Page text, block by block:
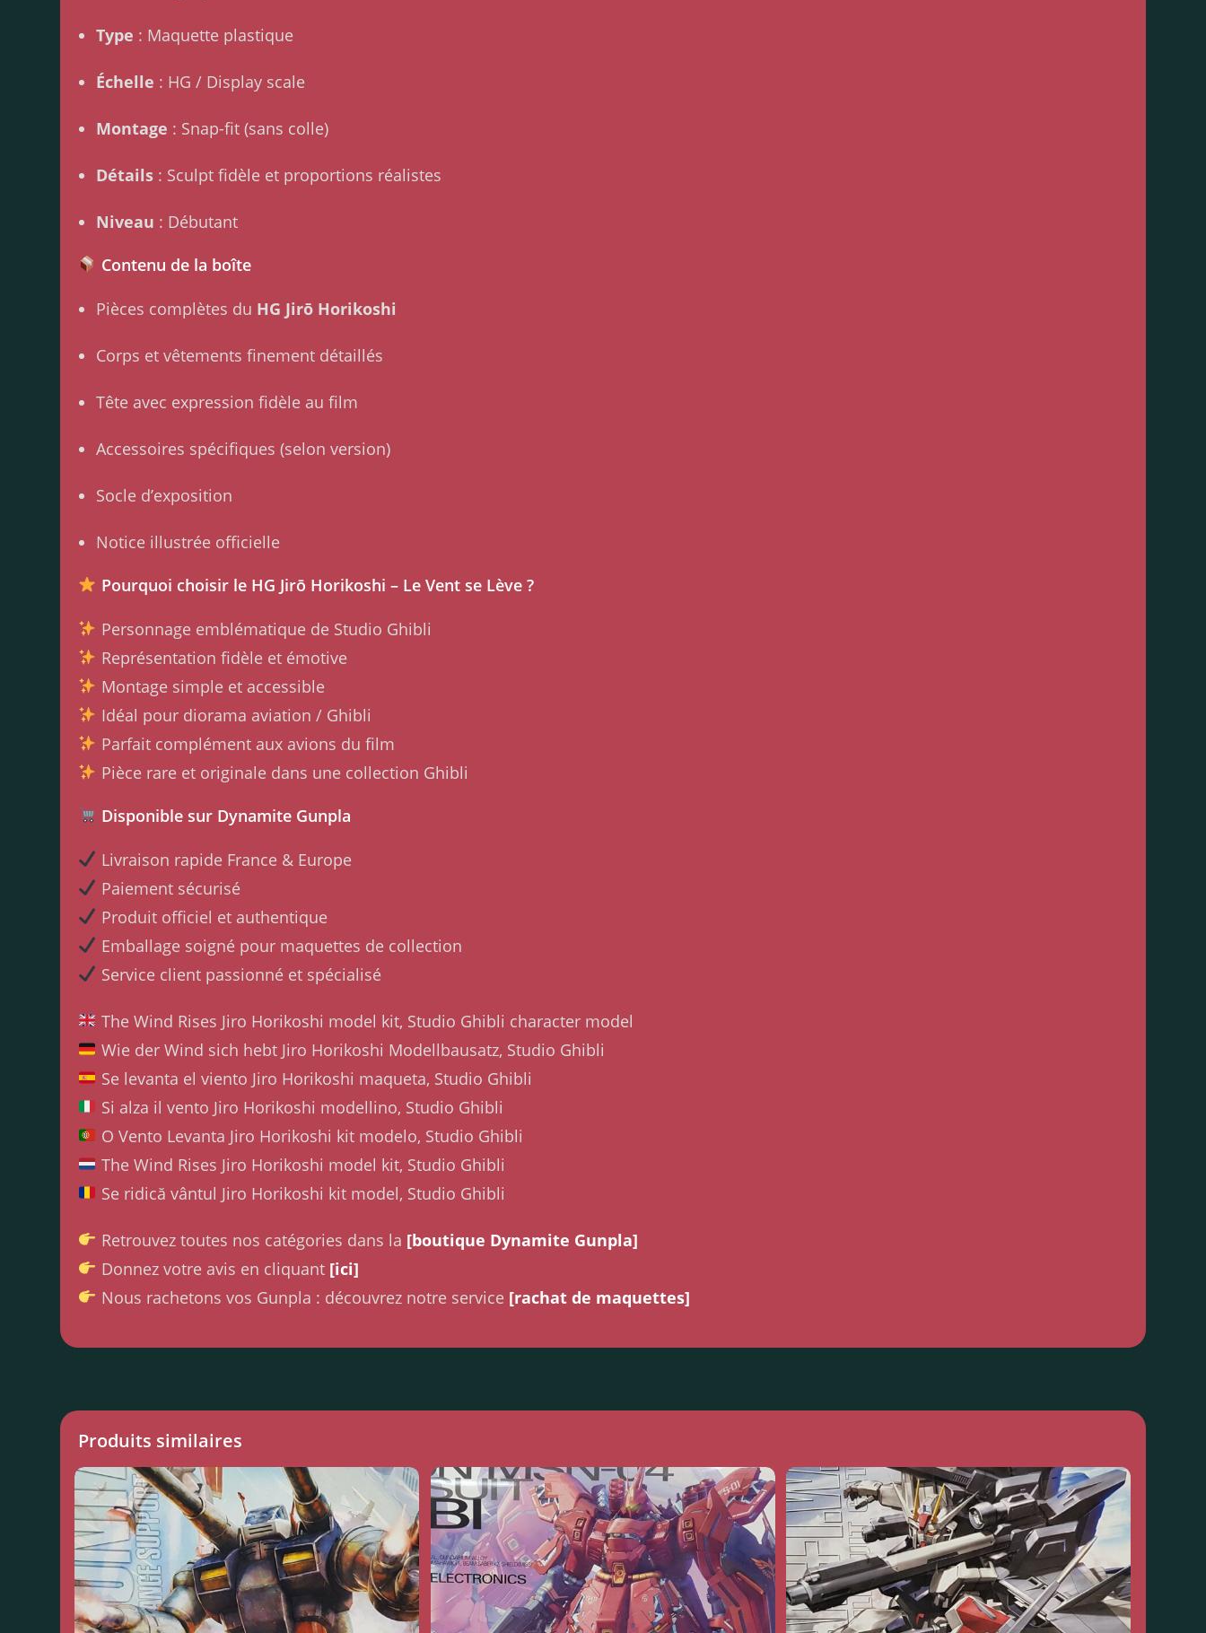
Type : Maquette plastique
Échelle : HG / Display scale
Montage : Snap-fit (sans colle)
Détails : Sculpt fidèle et proportions réalistes
Niveau : Débutant
Contenu de la boîte
Pièces complètes du HG Jirō Horikoshi
Corps et vêtements finement détaillés
Tête avec expression fidèle au film
Accessoires spécifiques (selon version)
Socle d’exposition
Notice illustrée officielle
Pourquoi choisir le HG Jirō Horikoshi – Le Vent se Lève ?
Personnage emblématique de Studio Ghibli
Représentation fidèle et émotive
Montage simple et accessible
Idéal pour diorama aviation / Ghibli
Parfait complément aux avions du film
Pièce rare et originale dans une collection Ghibli
Disponible sur Dynamite Gunpla
Livraison rapide France & Europe
Paiement sécurisé
Produit officiel et authentique
Emballage soigné pour maquettes de collection
Service client passionné et spécialisé
The Wind Rises Jiro Horikoshi model kit, Studio Ghibli character model
Wie der Wind sich hebt Jiro Horikoshi Modellbausatz, Studio Ghibli
Se levanta el viento Jiro Horikoshi maqueta, Studio Ghibli
Si alza il vento Jiro Horikoshi modellino, Studio Ghibli
O Vento Levanta Jiro Horikoshi kit modelo, Studio Ghibli
The Wind Rises Jiro Horikoshi model kit, Studio Ghibli
Se ridică vântul Jiro Horikoshi kit model, Studio Ghibli
Retrouvez toutes nos catégories dans la [boutique Dynamite Gunpla]
Donnez votre avis en cliquant [ici]
Nous rachetons vos Gunpla : découvrez notre service [rachat de maquettes]
Produits similaires